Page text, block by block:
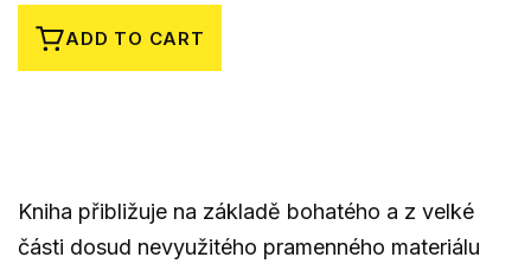
ADD TO CART
Kniha přibližuje na základě bohatého a z velké
části dosud nevyužitého pramenného materiálu